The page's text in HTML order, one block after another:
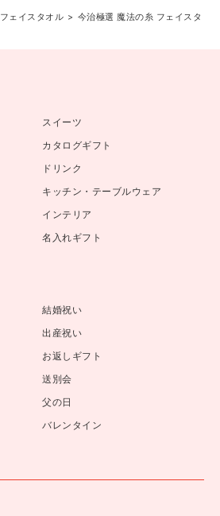
フェイスタオル
今治極選 魔法の糸 フェイスタ
スイーツ
カタログギフト
ドリンク
キッチン・テーブルウェア
インテリア
名入れギフト
結婚祝い
出産祝い
お返しギフト
送別会
父の日
バレンタイン